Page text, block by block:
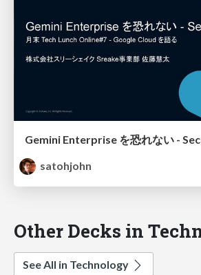
Gemini Enterprise を恐れない -
satohjohn
Other Decks in
See All in Technology